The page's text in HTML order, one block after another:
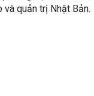
và quản trị Nhật Bản.